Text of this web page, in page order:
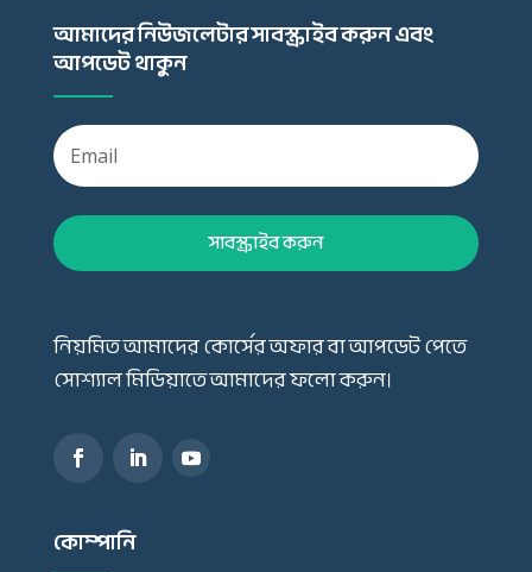
আমাদের নিউজলেটার সাবস্ক্রাইব করুন এবং
আপডেট থাকুন
সাবস্ক্রাইব করুন
নিয়মিত আমাদের কোর্সের অফার বা আপডেট পেতে
সোশ্যাল মিডিয়াতে আমাদের ফলো করুন।
কোম্পানি